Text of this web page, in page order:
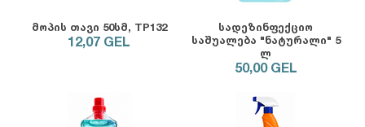
მოპის თავი 50სმ, TP132
12,07 GEL
სადეზინფექციო
საშუალება "ნატურალი" 5
ლ
50,00 GEL